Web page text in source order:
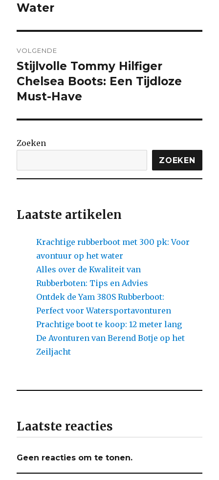
Water
VOLGENDE
Volgende
bericht:
Stijlvolle Tommy Hilfiger
Chelsea Boots: Een Tijdloze
Must-Have
Zoeken
ZOEKEN
Laatste artikelen
Krachtige rubberboot met 300 pk: Voor
avontuur op het water
Alles over de Kwaliteit van
Rubberboten: Tips en Advies
Ontdek de Yam 380S Rubberboot:
Perfect voor Watersportavonturen
Prachtige boot te koop: 12 meter lang
De Avonturen van Berend Botje op het
Zeiljacht
Laatste reacties
Geen reacties om te tonen.